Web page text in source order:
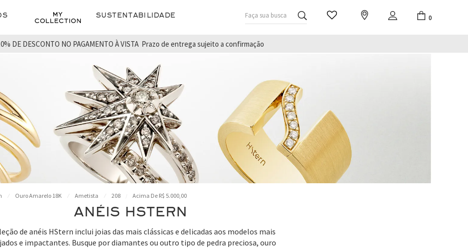
Sustentabilidade Faça sua busca 0
DE DESCONTO NO PAGAMENTO À VISTA Prazo de entrega sujeito a confirmação
Ouro Amarelo 18K Ametista 208 Acima De R$ 5.000,00
ANÉIS HSTERN
de anéis HStern inclui joias das mais clássicas e delicadas aos modelos mais
e impactantes. Busque por diamantes ou outro tipo de pedra preciosa, ouro